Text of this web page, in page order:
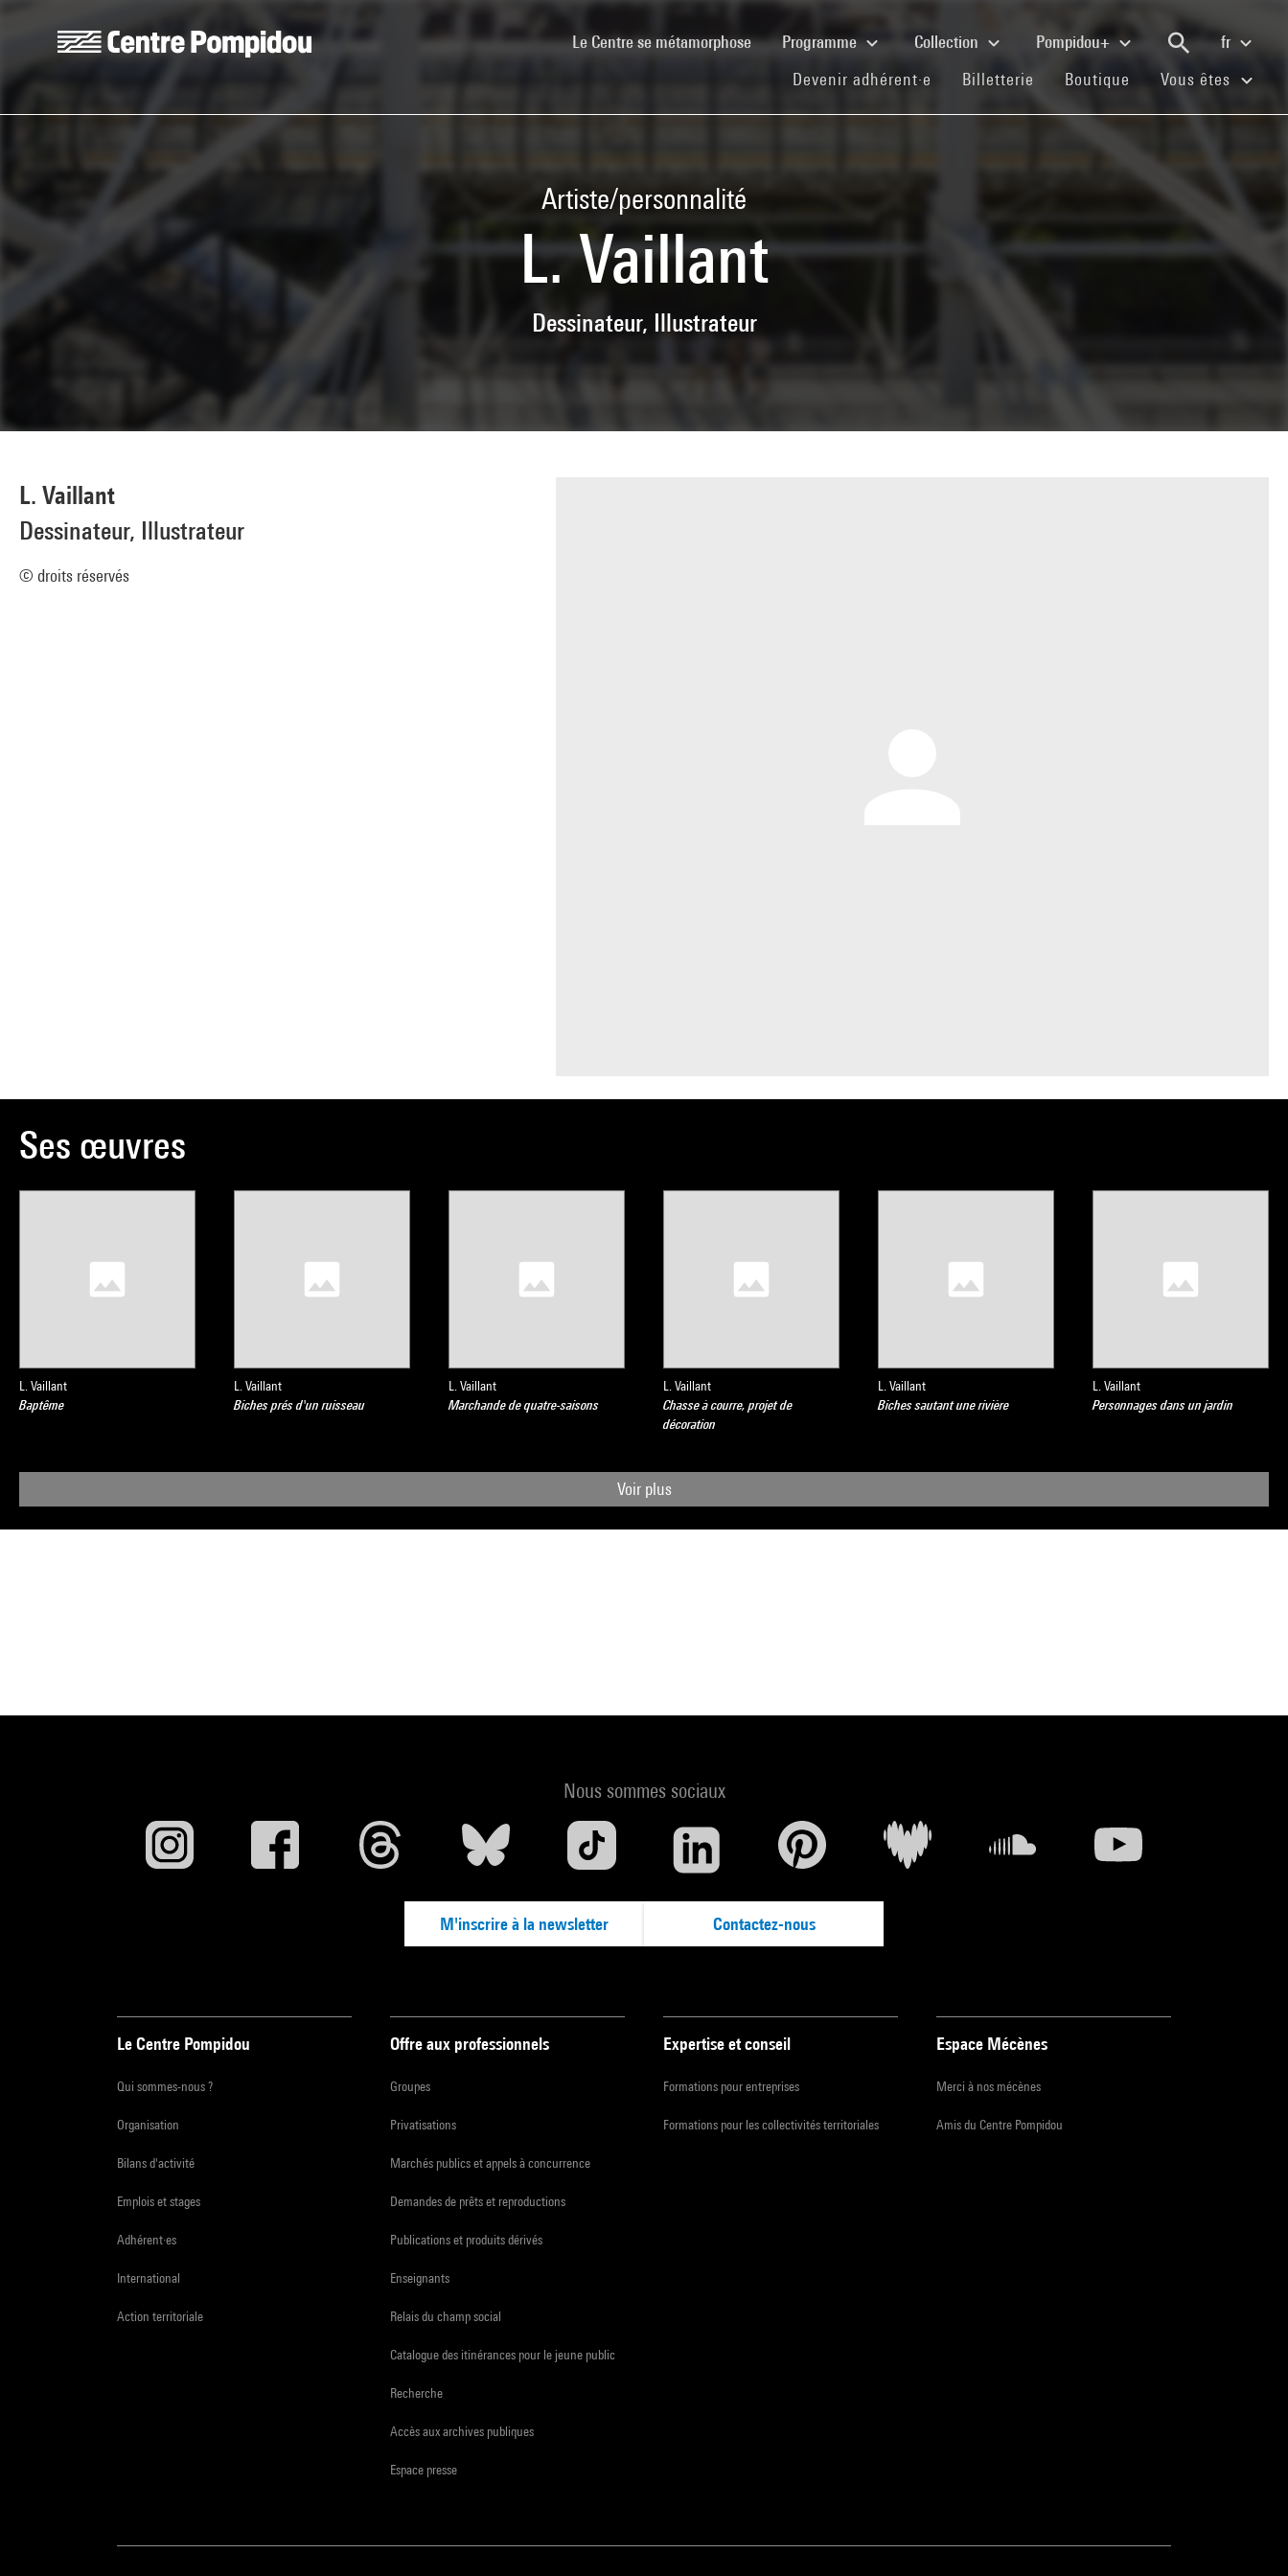
Le Centre se métamorphose(current)Programme Collection Pompidou+
fr
Devenir adhérent·e (current)
Billetterie (current)
Boutique (current)
Vous êtes
Artiste/personnalité
L. Vaillant
Dessinateur, Illustrateur
L. Vaillant
Dessinateur, Illustrateur
© droits réservés
Ses œuvres
L. Vaillant
Baptême
L. Vaillant
Biches prés d'un ruisseau
L. Vaillant
Marchande de quatre-saisons
L. Vaillant
Chasse à courre, projet de
décoration
L. Vaillant
Biches sautant une rivière
L. Vaillant
Personnages dans un jardin
Voir plus
Nous sommes sociaux
M'inscrire à la newsletter Contactez-nous
Le Centre Pompidou
Qui sommes-nous ?
Organisation
Bilans d'activité
Emplois et stages
Adhérent·es
International
Action territoriale
Offre aux professionnels
Groupes
Privatisations
Marchés publics et appels à concurrence
Demandes de prêts et reproductions
Publications et produits dérivés
Enseignants
Relais du champ social
Catalogue des itinérances pour le jeune public
Recherche
Accès aux archives publiques
Espace presse
Expertise et conseil
Formations pour entreprises
Formations pour les collectivités territoriales
Espace Mécènes
Merci à nos mécènes
Amis du Centre Pompidou